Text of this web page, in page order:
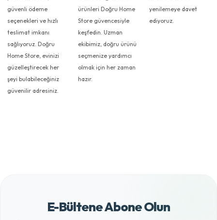
güvenli ödeme
seçenekleri ve hızlı
teslimat imkanı
sağlıyoruz. Doğru
Home Store, evinizi
güzelleştirecek her
şeyi bulabileceğiniz
güvenilir adresiniz.
ürünleri Doğru Home
Store güvencesiyle
keşfedin. Uzman
ekibimiz, doğru ürünü
seçmenize yardımcı
olmak için her zaman
hazır.
yenilemeye davet
ediyoruz.
E-Bültene Abone Olun